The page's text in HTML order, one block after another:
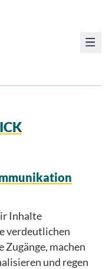
Inhalte
verdeutlichen
Zugänge, machen
und regen